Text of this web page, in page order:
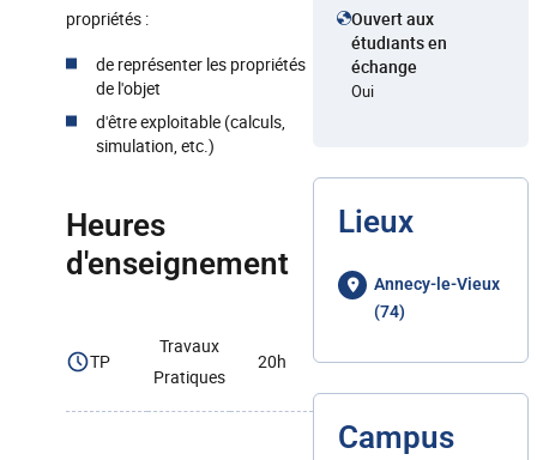
propriétés :
de représenter les propriétés
de l'objet
d'être exploitable (calculs,
simulation, etc.)
Heures
d'enseignement
TP
Travaux
Pratiques
20h
Ouvert aux
étudiants en
échange
Oui
Lieux
Annecy-le-Vieux
(74)
Campus